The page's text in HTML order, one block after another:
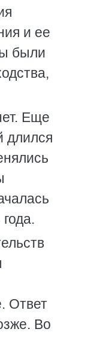
и ее
были
Еще
длился
Ответ
Во